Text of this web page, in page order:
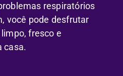
respiratórios
você pode desfrutar
fresco e
casa.